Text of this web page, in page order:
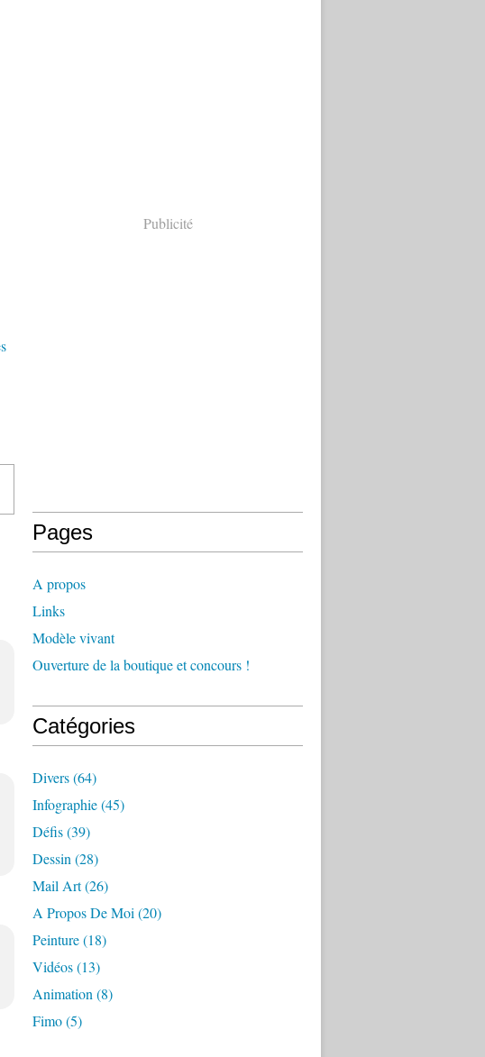
Publicité
Pages
A propos
Links
Modèle vivant
Ouverture de la boutique et concours !
Catégories
Divers(64)
Infographie(45)
Défis(39)
Dessin (28)
Mail Art(26)
A Propos De Moi (20)
Peinture(18)
Vidéos(13)
Animation (8)
Fimo(5)